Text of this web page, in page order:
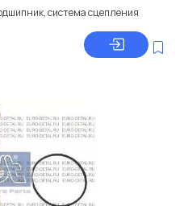
система сцепления